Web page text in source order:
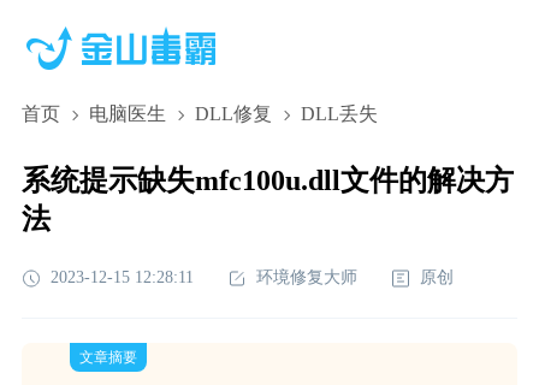
首页 电脑医生 DLL修复 DLL丢失
系统提示缺失mfc100u.dll文件的解决方
法
2023-12-15 12:28:11 环境修复大师 原创
文章摘要